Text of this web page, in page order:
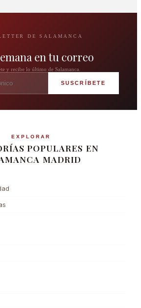
DE SALAMANCA
en tu correo
y recibe lo último de Salamanca.
SUSCRÍBETE
EXPLORAR
POPULARES EN
MADRID